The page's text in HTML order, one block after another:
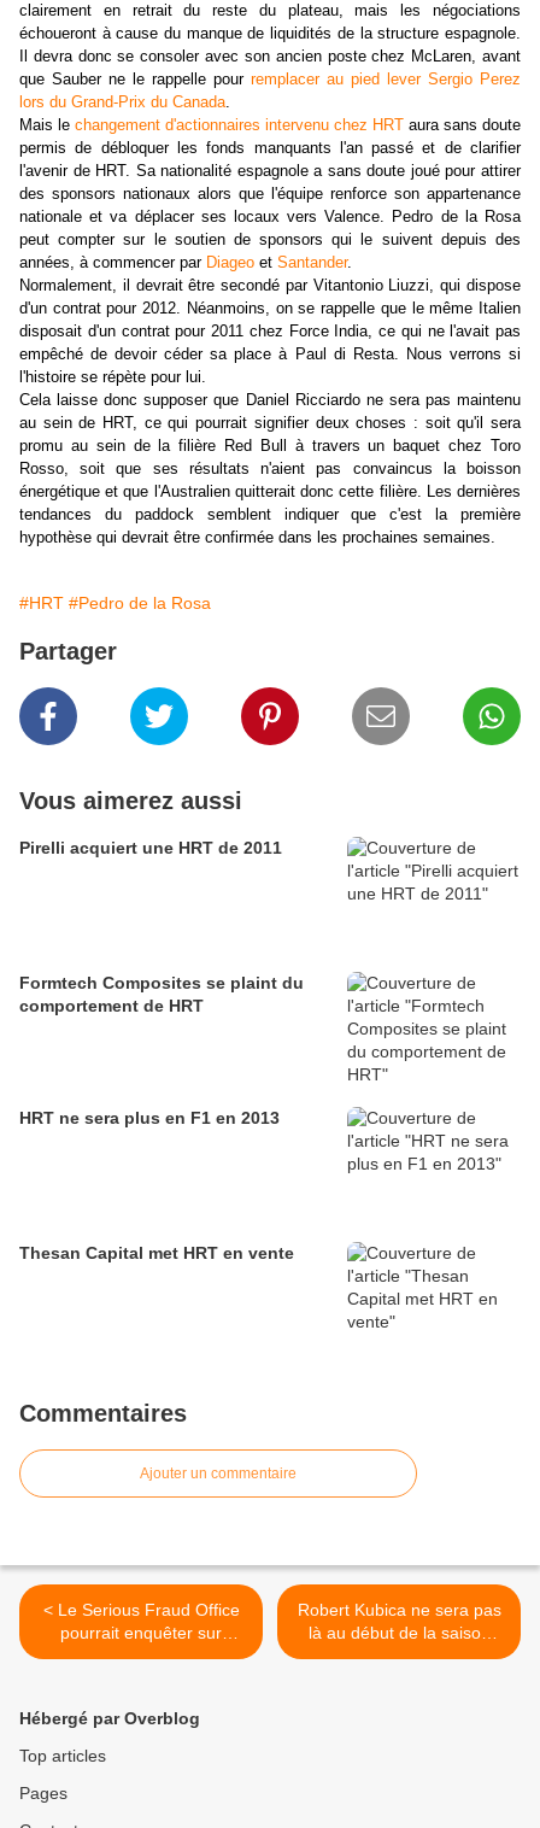
clairement en retrait du reste du plateau, mais les négociations
échoueront à cause du manque de liquidités de la structure espagnole.
Il devra donc se consoler avec son ancien poste chez McLaren, avant
que Sauber ne le rappelle pour remplacer au pied lever Sergio Perez
lors du Grand-Prix du Canada.
Mais le changement d'actionnaires intervenu chez HRT aura sans doute
permis de débloquer les fonds manquants l'an passé et de clarifier
l'avenir de HRT. Sa nationalité espagnole a sans doute joué pour attirer
des sponsors nationaux alors que l'équipe renforce son appartenance
nationale et va déplacer ses locaux vers Valence. Pedro de la Rosa
peut compter sur le soutien de sponsors qui le suivent depuis des
années, à commencer par Diageo et Santander.
Normalement, il devrait être secondé par Vitantonio Liuzzi, qui dispose
d'un contrat pour 2012. Néanmoins, on se rappelle que le même Italien
disposait d'un contrat pour 2011 chez Force India, ce qui ne l'avait pas
empêché de devoir céder sa place à Paul di Resta. Nous verrons si
l'histoire se répète pour lui.
Cela laisse donc supposer que Daniel Ricciardo ne sera pas maintenu
au sein de HRT, ce qui pourrait signifier deux choses : soit qu'il sera
promu au sein de la filière Red Bull à travers un baquet chez Toro
Rosso, soit que ses résultats n'aient pas convaincus la boisson
énergétique et que l'Australien quitterait donc cette filière. Les dernières
tendances du paddock semblent indiquer que c'est la première
hypothèse qui devrait être confirmée dans les prochaines semaines.
#HRT #Pedro de la Rosa
Partager
Vous aimerez aussi
Pirelli acquiert une HRT de 2011
Formtech Composites se plaint du
comportement de HRT
HRT ne sera plus en F1 en 2013
Thesan Capital met HRT en vente
Commentaires
Ajouter un commentaire
< Le Serious Fraud Office
pourrait enquêter sur
Bernie Ecclestone
Robert Kubica ne sera pas
là au début de la saison
2012 >
Hébergé par Overblog
Top articles
Pages